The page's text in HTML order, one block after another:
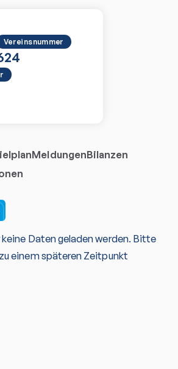
Vereinsnummer
MeldungenBilanzen
Daten geladen werden. Bitte
einem späteren Zeitpunkt